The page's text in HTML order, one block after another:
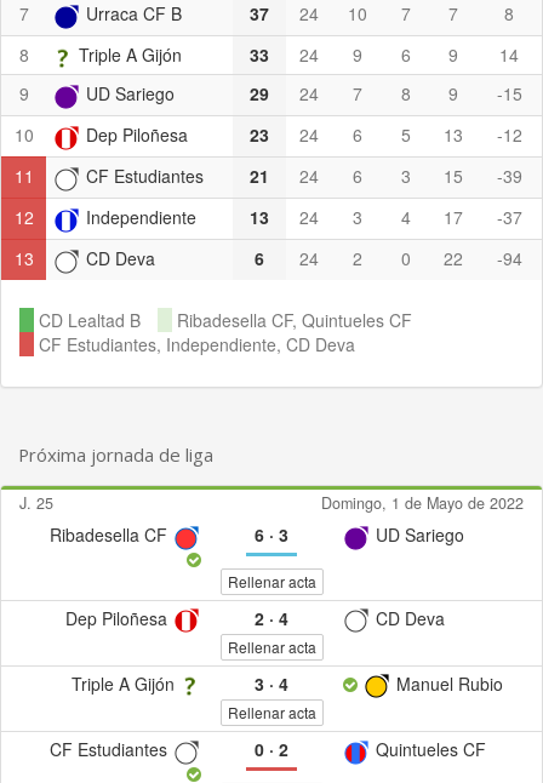
7
Urraca CF B 37 24 10 7 7
8
8
Triple A Gijón 33 24 9 6 9
14
9
UD Sariego 29 24 7 8 9
-15
10
Dep Piloñesa 23 24 6 5 13
-12
11
CF Estudiantes 21 24 6 3 15
-39
12
Independiente 13 24 3 4 17
-37
13
CD Deva 6 24 2 0 22 -94
CD Lealtad B
Ribadesella CF, Quintueles CF
CF Estudiantes, Independiente, CD Deva
Próxima jornada de liga
J. 25 Domingo, 1 de Mayo de 2022
Ribadesella CF 6· 3 UD Sariego
Rellenar acta
Dep Piloñesa 2· 4 CD Deva
Rellenar acta
Triple A Gijón 3· 4 Manuel Rubio
Rellenar acta
CF Estudiantes 0· 2 Quintueles CF